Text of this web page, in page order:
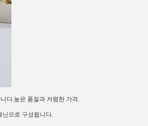
다.높은 품질과 저렴한 가격.
닌으로 구성됩니다.